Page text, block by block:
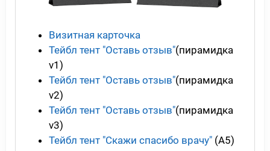
Визитная карточка
Тейбл тент "Оставь отзыв"(пирамидка
v1)
Тейбл тент "Оставь отзыв"(пирамидка
v2)
Тейбл тент "Оставь отзыв"(пирамидка
v3)
Тейбл тент "Скажи спасибо врачу" (А5)